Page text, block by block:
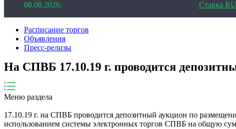
08.08.2026: Ставка
Расписание торгов
Объявления
Пресс-релизы
На СПВБ 17.10.19 г. проводится
Меню раздела
17.10.19 г. на СПВБ проводится депозитный аукцион по
использованием системы электронных торгов СПВБ на общую